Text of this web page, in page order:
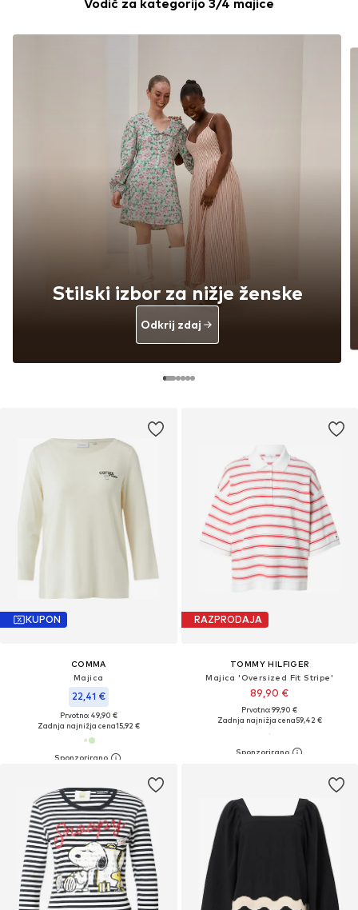
KUPON
COMMA
Majica
22,41 €
Prvotno: 49,90 €
Zadnja najnižja cena15,92 €
RAZPRODAJA
TOMMY HILFIGER
Majica 'Oversized Fit Stripe'
89,90 €
Prvotno: 99,90 €
Zadnja najnižja cena59,42 €
Vodič za kategorijo 3/4 majice
Stilski izbor za nižje ženske
Odkrij zdaj